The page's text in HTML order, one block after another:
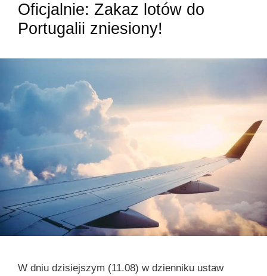
Oficjalnie: Zakaz lotów do
Portugalii zniesiony!
W dniu dzisiejszym (11.08) w dzienniku ustaw